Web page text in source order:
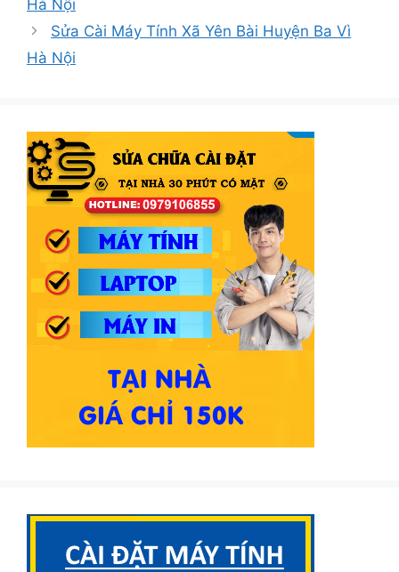
Hà Nội
Sửa Cài Máy Tính Xã Yên Bài Huyện Ba Vì
Hà Nội